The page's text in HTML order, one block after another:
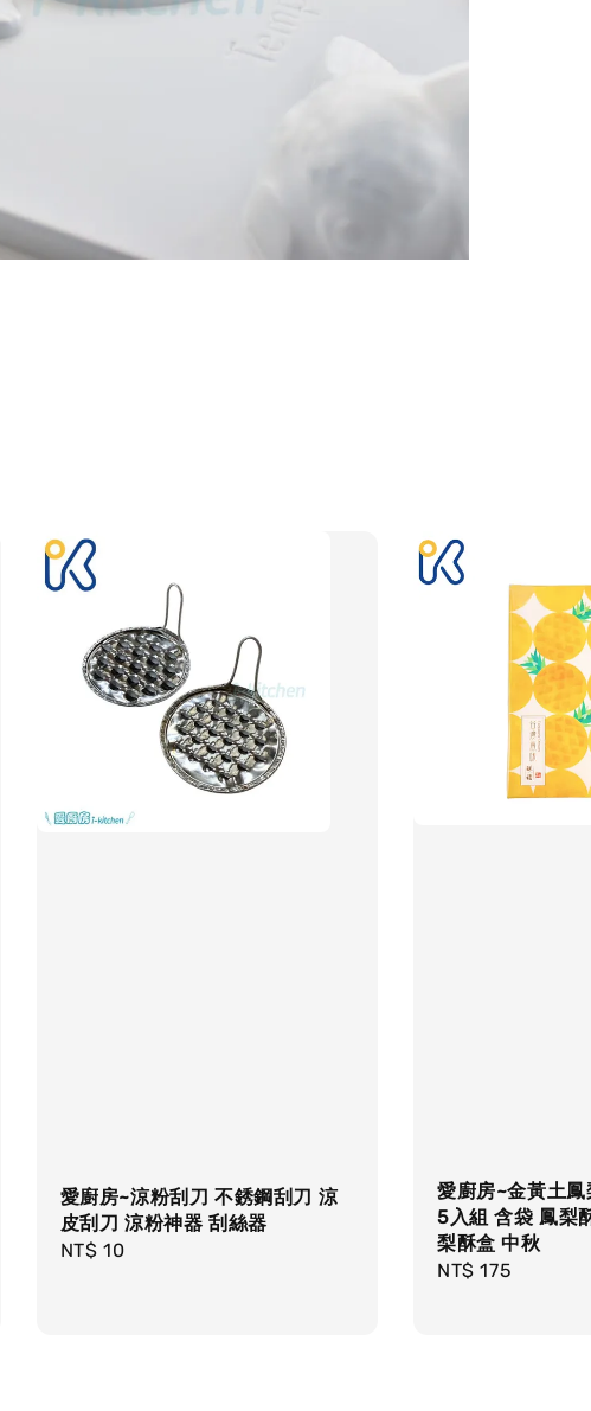
愛廚房~涼粉刮刀 不銹鋼刮刀 涼
皮刮刀 涼粉神器 刮絲器
Regular
NT$ 10
愛廚房~金黃土
5入組 含袋 鳳梨
梨酥盒 中秋
Regular
NT$ 175